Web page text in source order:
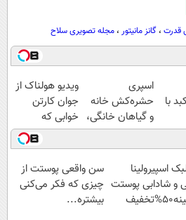
، گانز مانیتور ، مجله تصویری سلاح
با
تا
اسپری
حشره‌کش خانه
و گیاهان خانگی،
نابودکننده انواع
حشرات خانگی و
آفات
ویدیو هولناک از
جوان کارتن
خوابی که
میلیاردر شد.
آموزش رایگان
اسپیرولینا
و شادابی پوستت
سن واقعی پوستت از
چیزی که فکر می‌کنی
بیشتره...